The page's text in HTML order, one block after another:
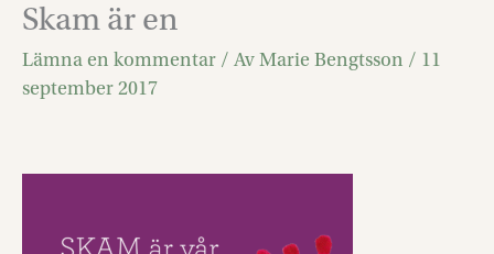
Skam är en
Lämna en kommentar / AvMarie Bengtsson / 11
september 2017